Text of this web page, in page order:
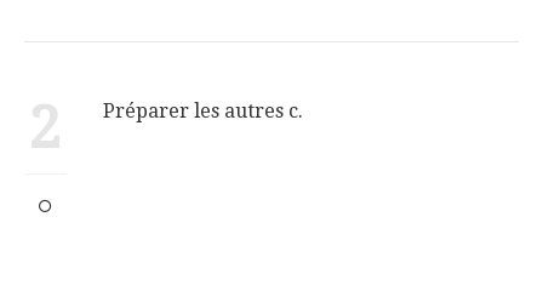
2 Préparer les autres c.